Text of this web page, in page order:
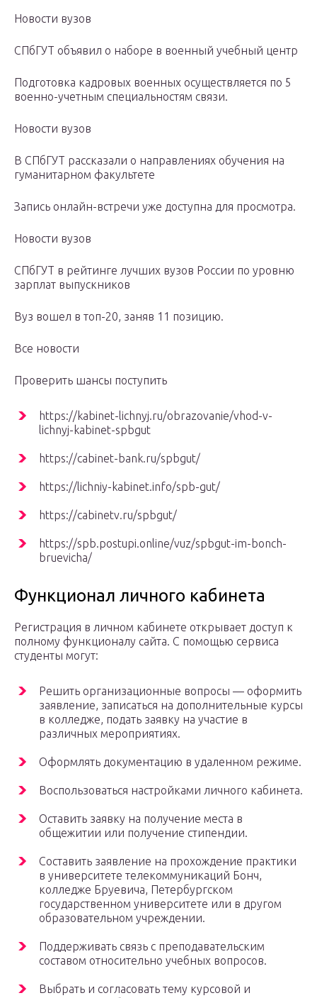
Новости вузов
СПбГУТ объявил о наборе в военный учебный центр
Подготовка кадровых военных осуществляется по 5
военно-учетным специальностям связи.
Новости вузов
В СПбГУТ рассказали о направлениях обучения на
гуманитарном факультете
Запись онлайн-встречи уже доступна для просмотра.
Новости вузов
СПбГУТ в рейтинге лучших вузов России по уровню
зарплат выпускников
Вуз вошел в топ-20, заняв 11 позицию.
Все новости
Проверить шансы поступить
https://kabinet-lichnyj.ru/obrazovanie/vhod-v-
lichnyj-kabinet-spbgut
https://cabinet-bank.ru/spbgut/
https://lichniy-kabinet.info/spb-gut/
https://cabinetv.ru/spbgut/
https://spb.postupi.online/vuz/spbgut-im-bonch-
bruevicha/
Функционал личного кабинета
Регистрация в личном кабинете открывает доступ к
полному функционалу сайта. С помощью сервиса
студенты могут:
Решить организационные вопросы — оформить
заявление, записаться на дополнительные курсы
в колледже, подать заявку на участие в
различных мероприятиях.
Оформлять документацию в удаленном режиме.
Воспользоваться настройками личного кабинета.
Оставить заявку на получение места в
общежитии или получение стипендии.
Составить заявление на прохождение практики
в университете телекоммуникаций Бонч,
колледже Бруевича, Петербургском
государственном университете или в другом
образовательном учреждении.
Поддерживать связь с преподавательским
составом относительно учебных вопросов.
Выбрать и согласовать тему курсовой и